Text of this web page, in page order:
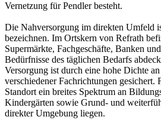
Vernetzung für Pendler besteht.
Die Nahversorgung im direkten Umfeld
bezeichnen. Im Ortskern von Refrath
Supermärkte, Fachgeschäfte, Banken
Bedürfnisse des täglichen Bedarfs
Versorgung ist durch eine hohe Dichte
verschiedener Fachrichtungen gesichert.
Standort ein breites Spektrum an
Kindergärten sowie Grund- und
direkter Umgebung liegen.